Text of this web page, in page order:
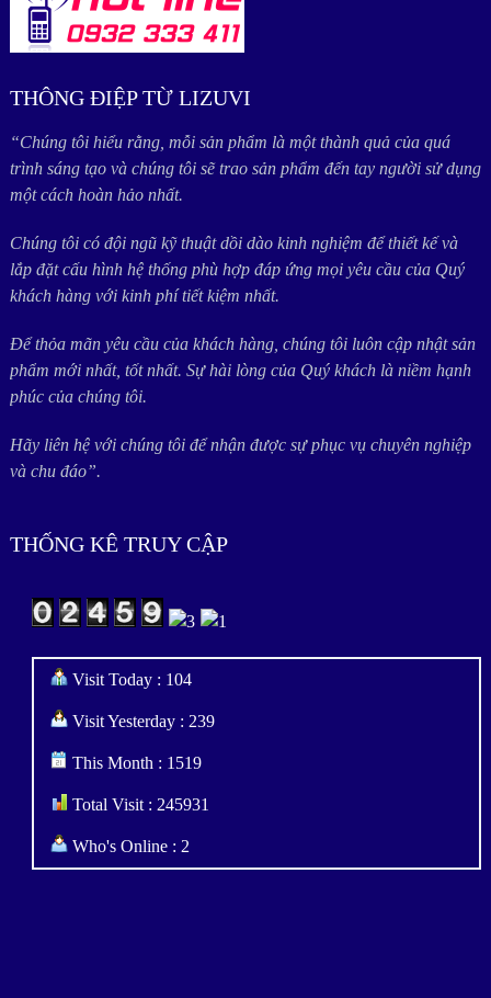
THÔNG ĐIỆP TỪ LIZUVI
“Chúng tôi hiểu rằng, mỗi sản phẩm là một thành quả của quá
trình sáng tạo và chúng tôi sẽ trao sản phẩm đến tay người sử dụng
một cách hoàn hảo nhất.
Chúng tôi có đội ngũ kỹ thuật dồi dào kinh nghiệm để thiết kế và
lắp đặt cấu hình hệ thống phù hợp đáp ứng mọi yêu cầu của Quý
khách hàng với kinh phí tiết kiệm nhất.
Để thỏa mãn yêu cầu của khách hàng, chúng tôi luôn cập nhật sản
phẩm mới nhất, tốt nhất. Sự hài lòng của Quý khách là niềm hạnh
phúc của chúng tôi.
Hãy liên hệ với chúng tôi để nhận được sự phục vụ chuyên nghiệp
và chu đáo”.
THỐNG KÊ TRUY CẬP
Visit Today : 104
Visit Yesterday : 239
This Month : 1519
Total Visit : 245931
Who's Online : 2